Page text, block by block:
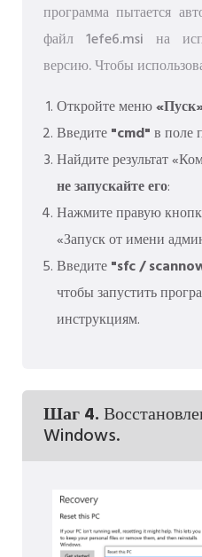
программа пытается
файл 1efe6.msi на
версию. Чтобы
Откройте меню
Введите"cmd"в поле
Найдите результат
не запускайте его:
Нажмите правую
«Запуск от имени
Введите"sfc /
чтобы запустить
инструкциям.
Шаг 4.
Windows.